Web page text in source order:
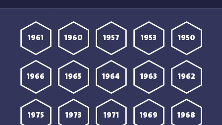
1950
1953
1957
1960
1961
1962
1963
1964
1965
1966
1968
1969
1971
1973
1975